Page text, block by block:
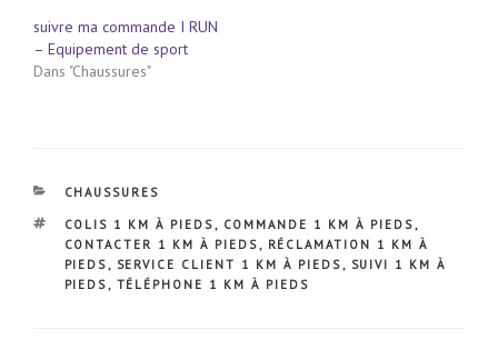
suivre ma commande I RUN
– Equipement de sport
Dans "Chaussures"
CATÉGORIES
CHAUSSURES
ÉTIQUETTES
COLIS 1 KM À PIEDS, COMMANDE 1 KM À PIEDS,
CONTACTER 1 KM À PIEDS, RÉCLAMATION 1 KM À
PIEDS, SERVICE CLIENT 1 KM À PIEDS, SUIVI 1 KM À
PIEDS, TÉLÉPHONE 1 KM À PIEDS